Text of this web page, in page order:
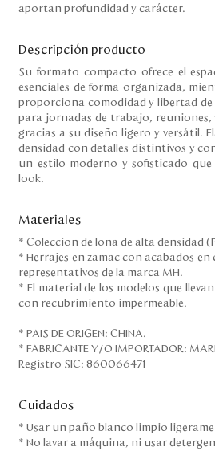
aportan profundidad y carácter.
Descripción producto
Su formato compacto ofrece el
esenciales de forma organizada,
proporciona comodidad y libertad de
para jornadas de trabajo, reuniones,
gracias a su diseño ligero y versátil.
densidad con detalles distintivos y
un estilo moderno y sofisticado que
look.
Materiales
* Coleccion de lona de alta densidad
* Herrajes en zamac con acabados
representativos de la marca MH.
* El material de los modelos que
con recubrimiento impermeable.
* PAIS DE ORIGEN: CHINA.
* FABRICANTE Y/O IMPORTADOR:
Registro SIC: 860066471
Cuidados
* Usar un paño blanco limpio
* No lavar a máquina, ni usar